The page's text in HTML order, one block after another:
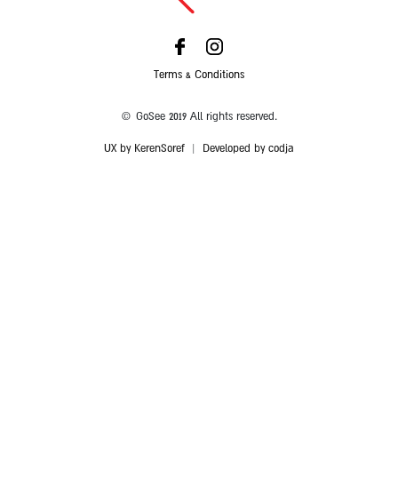
Terms & Conditions
© GoSee 2019 All rights reserved.
UX by KerenSoref Developed by codja